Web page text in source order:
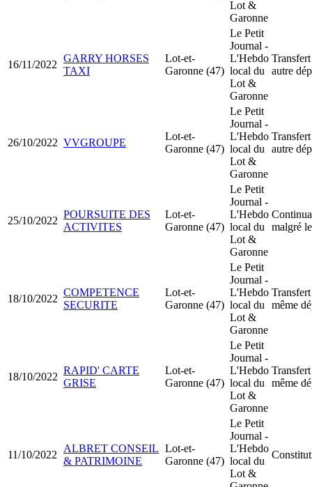
Lot &
Garonne
16/11/2022
GARRY HORSES
TAXI
Lot-et-
Garonne (47)
Le Petit
Journal -
L'Hebdo
local du
Lot &
Garonne
autre
26/10/2022 VVGROUPE
Lot-et-
Garonne (47)
Le Petit
Journal -
L'Hebdo
local du
Lot &
Garonne
autre
25/10/2022
POURSUITE DES
ACTIVITES
Lot-et-
Garonne (47)
Le Petit
Journal -
L'Hebdo
local du
Lot &
Garonne
malgré
18/10/2022
COMPETENCE
SECURITE
Lot-et-
Garonne (47)
Le Petit
Journal -
L'Hebdo
local du
Lot &
Garonne
même
18/10/2022
RAPID' CARTE
GRISE
Lot-et-
Garonne (47)
Le Petit
Journal -
L'Hebdo
local du
Lot &
Garonne
même
11/10/2022
ALBRET CONSEIL
& PATRIMOINE
Lot-et-
Garonne (47)
Le Petit
Journal -
L'Hebdo
local du
Lot &